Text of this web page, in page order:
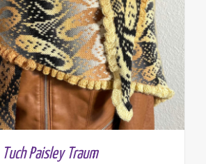
Tuch Paisley Traum